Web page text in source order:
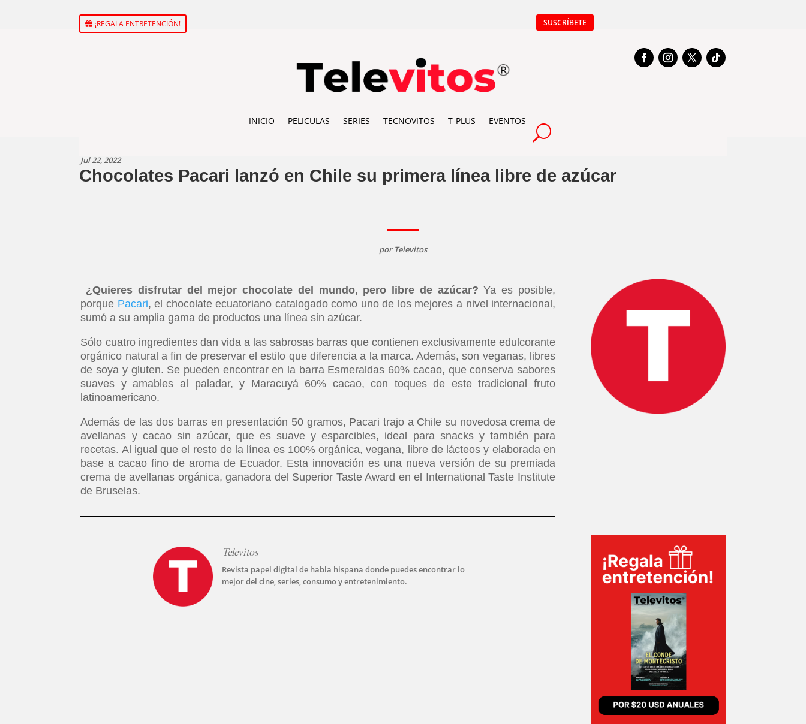
¡REGALA ENTRETENCIÓN! SUSCRÍBETE
INICIO PELICULAS SERIES TECNOVITOS T-PLUS EVENTOS
Jul 22, 2022
Chocolates Pacari lanzó en Chile su primera línea libre de azúcar
por Televitos
¿Quieres disfrutar del mejor chocolate del mundo, pero libre de azúcar? Ya es posible,
porque Pacari, el chocolate ecuatoriano catalogado como uno de los mejores a nivel internacional,
sumó a su amplia gama de productos una línea sin azúcar.
Sólo cuatro ingredientes dan vida a las sabrosas barras que contienen exclusivamente edulcorante
orgánico natural a fin de preservar el estilo que diferencia a la marca. Además, son veganas, libres
de soya y gluten. Se pueden encontrar en la barra Esmeraldas 60% cacao, que conserva sabores
suaves y amables al paladar, y Maracuyá 60% cacao, con toques de este tradicional fruto
latinoamericano.
Además de las dos barras en presentación 50 gramos, Pacari trajo a Chile su novedosa crema de
avellanas y cacao sin azúcar, que es suave y esparcibles, ideal para snacks y también para
recetas. Al igual que el resto de la línea es 100% orgánica, vegana, libre de lácteos y elaborada en
base a cacao fino de aroma de Ecuador. Esta innovación es una nueva versión de su premiada
crema de avellanas orgánica, ganadora del Superior Taste Award en el International Taste Institute
de Bruselas.
Televitos
Revista papel digital de habla hispana donde puedes encontrar lo
mejor del cine, series, consumo y entretenimiento.